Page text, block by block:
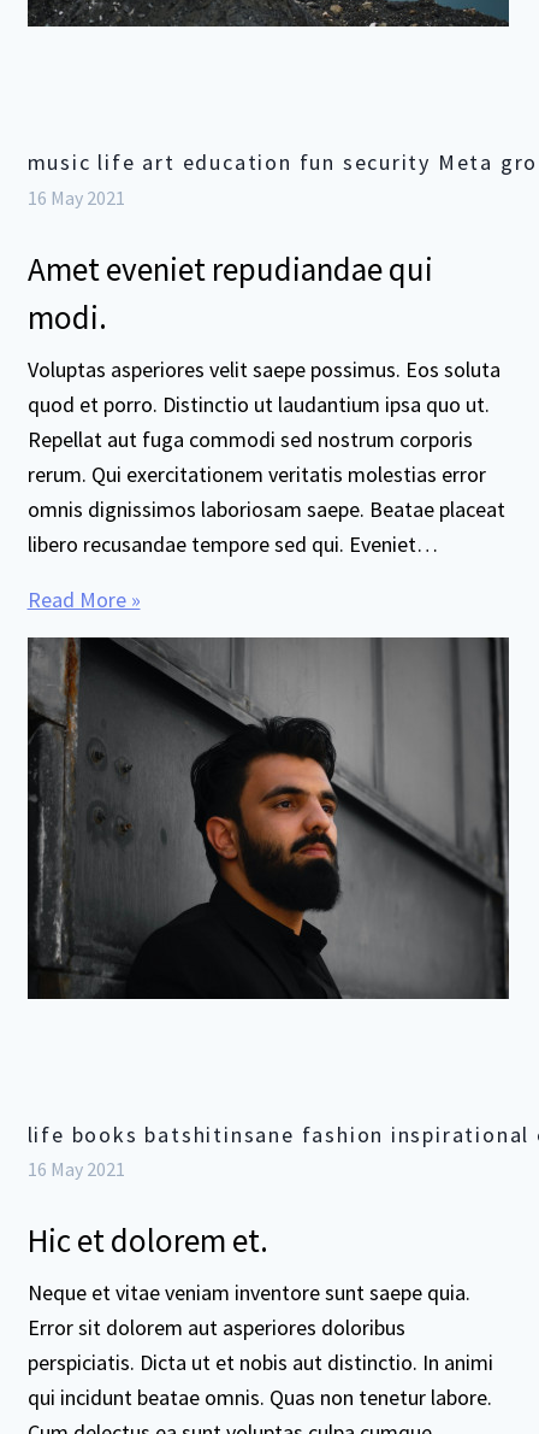
music life art education fun security Meta
16 May 2021
Amet eveniet repudiandae qui
modi.
Voluptas asperiores velit saepe possimus. Eos soluta
quod et porro. Distinctio ut laudantium ipsa quo ut.
Repellat aut fuga commodi sed nostrum corporis
rerum. Qui exercitationem veritatis molestias error
omnis dignissimos laboriosam saepe. Beatae placeat
libero recusandae tempore sed qui. Eveniet…
Read More »
life books batshitinsane fashion inspirational
16 May 2021
Hic et dolorem et.
Neque et vitae veniam inventore sunt saepe quia.
Error sit dolorem aut asperiores doloribus
perspiciatis. Dicta ut et nobis aut distinctio. In animi
qui incidunt beatae omnis. Quas non tenetur labore.